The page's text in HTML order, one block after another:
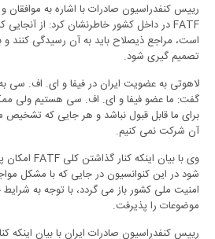
رییس کنفدراسیون صادرات با اشاره به موافقان
FATFدر داخل کشور خاطرنشان کرد: از
است، مراجع ذیصلاح باید به آن رسیدگی کنند و
تصمیم گیری شود.
لاهوتی به عضویت ایران در فیفا و ای. اف. سی به
گفت: ما عضو فیفا و ای. اف. سی هستیم ولی
برای ما قابل قبول نباشد و هر جایی که
آن شرکت نمی کنیم.
وی با بیان اینکه کنار گذاشتن کلی FATF امکان
شود در این کنوانسیون در جایی که با مشکل
امنیت ملی کشور باز می گردد، با توجه به
موضوعات را پذیرفت.
رییس کنفدراسیون صادرات ایران با بیان اینکه